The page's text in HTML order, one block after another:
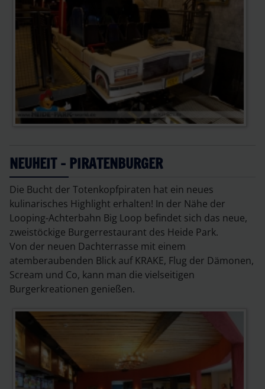
NEUHEIT - PIRATENBURGER
Die Bucht der Totenkopfpiraten hat ein neues
kulinarisches Highlight erhalten! In der Nähe der
Looping-Achterbahn Big Loop befindet sich das neue,
zweistöckige Burgerrestaurant des Heide Park.
Von der neuen Dachterrasse mit einem
atemberaubenden Blick auf KRAKE, Flug der Dämonen,
Scream und Co, kann man die vielseitigen
Burgerkreationen genießen.